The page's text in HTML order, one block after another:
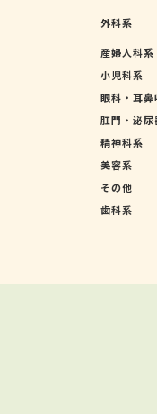
外科系
産婦人科系
小児科系
眼科・耳
肛門・泌
精神科系
美容系
その他
歯科系